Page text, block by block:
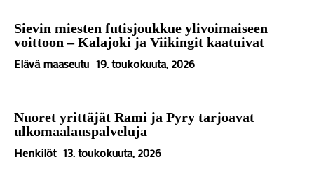
Sievin miesten futisjoukkue ylivoimaiseen
voittoon – Kalajoki ja Viikingit kaatuivat
Elävä maaseutu 19. toukokuuta, 2026
Nuoret yrittäjät Rami ja Pyry tarjoavat
ulkomaalauspalveluja
Henkilöt 13. toukokuuta, 2026